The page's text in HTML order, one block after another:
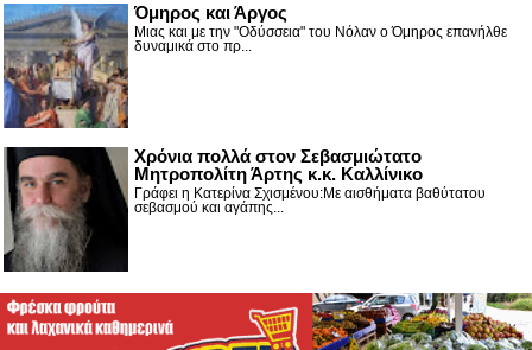
Όμηρος και Άργος
Μιας και με την "Οδύσσεια" του Νόλαν ο Όμηρος επανήλθε
δυναμικά στο πρ...
Χρόνια πολλά στον Σεβασμιώτατο
Μητροπολίτη Άρτης κ.κ. Καλλίνικο
Γράφει η Κατερίνα Σχισμένου:Με αισθήματα βαθύτατου
σεβασμού και αγάπης...